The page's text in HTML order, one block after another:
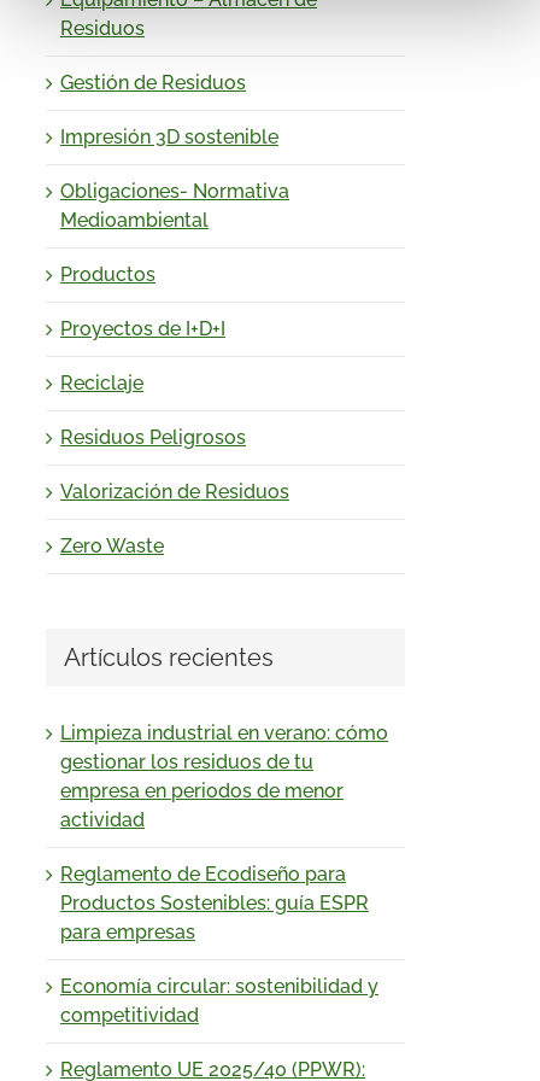
Residuos
Gestión de Residuos
Impresión 3D sostenible
Obligaciones- Normativa
Medioambiental
Productos
Proyectos de I+D+I
Reciclaje
Residuos Peligrosos
Valorización de Residuos
Zero Waste
Artículos recientes
Limpieza industrial en verano: cómo
gestionar los residuos de tu
empresa en periodos de menor
actividad
Reglamento de Ecodiseño para
Productos Sostenibles: guía ESPR
para empresas
Economía circular: sostenibilidad y
competitividad
Reglamento UE 2025/40 (PPWR):